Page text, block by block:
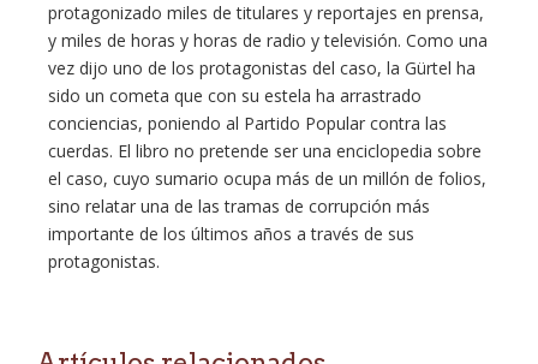
protagonizado miles de titulares y reportajes en prensa,
y miles de horas y horas de radio y televisión. Como una
vez dijo uno de los protagonistas del caso, la Gürtel ha
sido un cometa que con su estela ha arrastrado
conciencias, poniendo al Partido Popular contra las
cuerdas. El libro no pretende ser una enciclopedia sobre
el caso, cuyo sumario ocupa más de un millón de folios,
sino relatar una de las tramas de corrupción más
importante de los últimos años a través de sus
protagonistas.